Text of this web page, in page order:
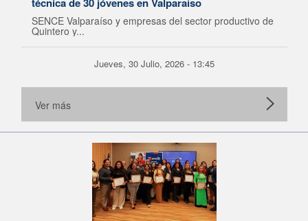
SENCE Valparaíso y empresas del sector productivo de
Quintero y...
Jueves, 30 Julio, 2026 - 13:45
Ver más